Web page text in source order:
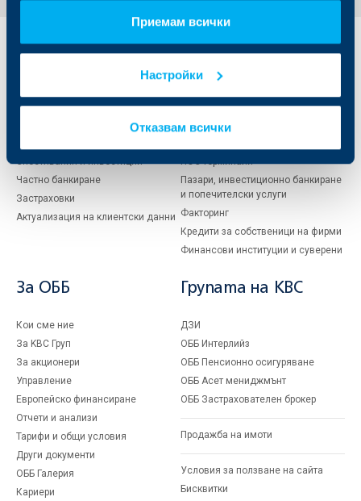
Приемам всички
Настройки
Отказвам всички
Индивидуални
Карти
Спестявания и инвестиции
Частно банкиране
Застраховки
Актуализация на клиентски данни
Бизнес
клиенти
Кредитиране
Управление на парични средства
ПОС терминали
Пазари, инвестиционно банкиране
и попечителски услуги
Факторинг
Кредити за собственици на фирми
Финансови институции и суверени
За ОББ
Кои сме ние
За KBC Груп
За акционери
Управление
Европейско финансиране
Отчети и анализи
Тарифи и общи условия
Други документи
ОББ Галерия
Кариери
Групата на KBC
ДЗИ
ОББ Интерлийз
ОББ Пенсионно осигуряване
ОББ Асет мениджмънт
ОББ Застрахователен брокер
Продажба на имоти
Условия за ползване на сайта
Бисквитки